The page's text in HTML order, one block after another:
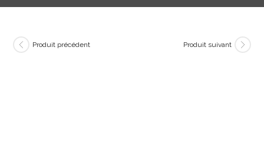
Produit précédent Produit suivant